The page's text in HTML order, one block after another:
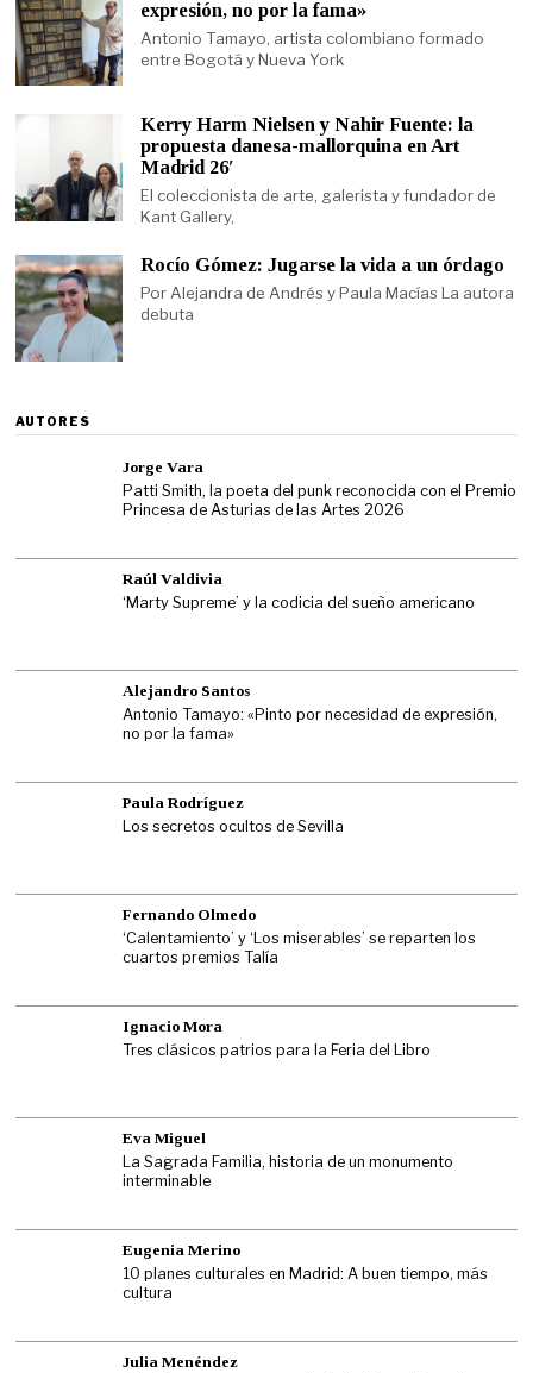
expresión, no por la fama»
Antonio Tamayo, artista colombiano formado
entre Bogotá y Nueva York
Kerry Harm Nielsen y Nahir Fuente: la
propuesta danesa-mallorquina en Art
Madrid 26′
El coleccionista de arte, galerista y fundador de
Kant Gallery,
Rocío Gómez: Jugarse la vida a un órdago
Por Alejandra de Andrés y Paula Macías La autora
debuta
AUTORES
Jorge Vara
Patti Smith, la poeta del punk reconocida con el Premio
Princesa de Asturias de las Artes 2026
Raúl Valdivia
‘Marty Supreme’ y la codicia del sueño americano
Alejandro Santos
Antonio Tamayo: «Pinto por necesidad de expresión,
no por la fama»
Paula Rodríguez
Los secretos ocultos de Sevilla
Fernando Olmedo
‘Calentamiento’ y ‘Los miserables’ se reparten los
cuartos premios Talía
Ignacio Mora
Tres clásicos patrios para la Feria del Libro
Eva Miguel
La Sagrada Familia, historia de un monumento
interminable
Eugenia Merino
10 planes culturales en Madrid: A buen tiempo, más
cultura
Julia Menéndez